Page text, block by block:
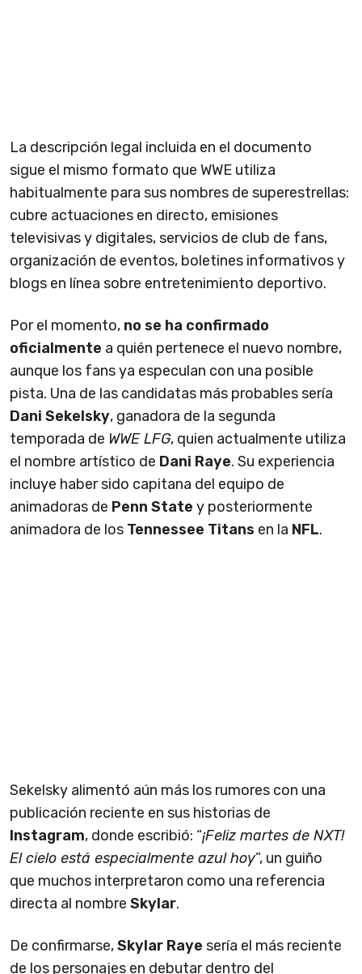
La descripción legal incluida en el documento
sigue el mismo formato que WWE utiliza
habitualmente para sus nombres de superestrellas:
cubre actuaciones en directo, emisiones
televisivas y digitales, servicios de club de fans,
organización de eventos, boletines informativos y
blogs en línea sobre entretenimiento deportivo.
Por el momento, no se ha confirmado
oficialmente a quién pertenece el nuevo nombre,
aunque los fans ya especulan con una posible
pista. Una de las candidatas más probables sería
Dani Sekelsky, ganadora de la segunda
temporada de WWE LFG, quien actualmente utiliza
el nombre artístico de Dani Raye. Su experiencia
incluye haber sido capitana del equipo de
animadoras de Penn State y posteriormente
animadora de los Tennessee Titans en la NFL.
Sekelsky alimentó aún más los rumores con una
publicación reciente en sus historias de
Instagram, donde escribió: “¡Feliz martes de NXT!
El cielo está especialmente azul hoy”, un guiño
que muchos interpretaron como una referencia
directa al nombre Skylar.
De confirmarse,Skylar Raye sería el más reciente
de los personajes en debutar dentro del